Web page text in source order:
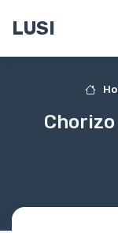
LUSI